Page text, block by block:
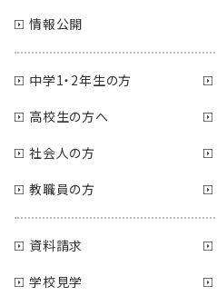
情報公開
中学1・2年生の方
高校生の方へ
社会人の方
教職員の方
資料請求
学校見学